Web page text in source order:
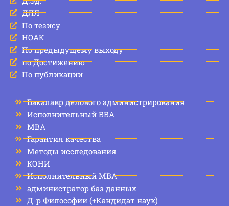
ДЛЛ
По тезису
НОАК
По предыдущему выходу
по Достижению
По публикации
Бакалавр делового администрирования
Исполнительный BBA
МВА
Гарантия качества
Методы исследования
КОНИ
Исполнительный MBA
администратор баз данных
Д-р Философии (+Кандидат наук)